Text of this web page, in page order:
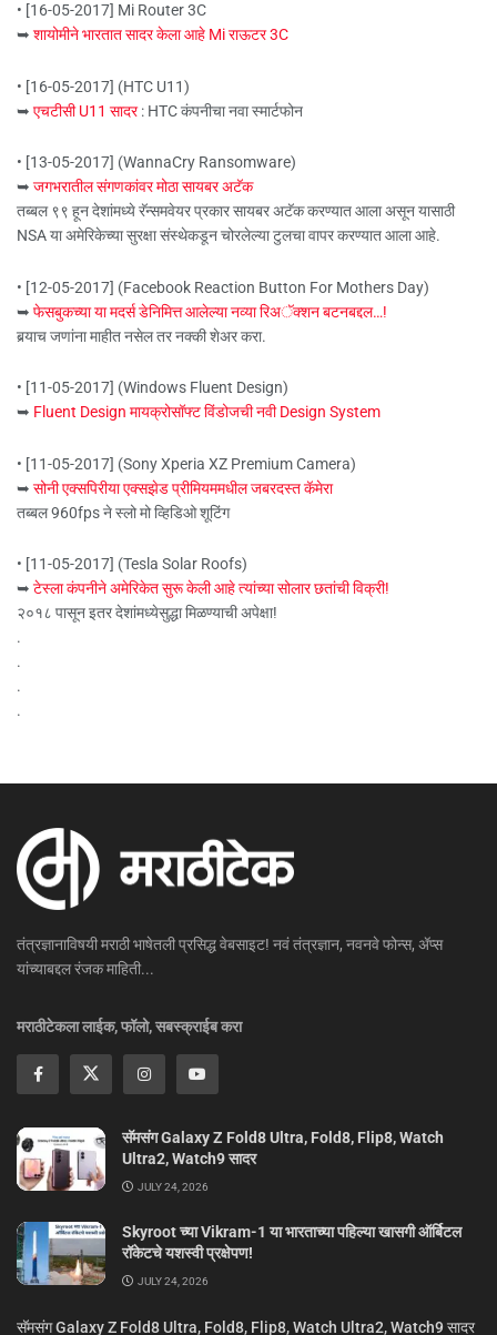
• [16-05-2017] Mi Router 3C
➥ शायोमीने भारतात सादर केला आहे Mi राऊटर 3C
• [16-05-2017] (HTC U11)
➥ एचटीसी U11 सादर: HTC कंपनीचा नवा स्मार्टफोन
• [13-05-2017] (WannaCry Ransomware)
➥ जगभरातील संगणकांवर मोठा सायबर अटॅक
तब्बल ९९ हून देशांमध्ये रॅन्समवेयर प्रकार सायबर अटॅक करण्यात आला असून यासाठी
NSA या अमेरिकेच्या सुरक्षा संस्थेकडून चोरलेल्या टुलचा वापर करण्यात आला आहे.
• [12-05-2017] (Facebook Reaction Button For Mothers Day)
➥ फेसबुकच्या या मदर्स डेनिमित्त आलेल्या नव्या रिअॅक्शन बटनबद्दल…!
बर्‍याच जणांना माहीत नसेल तर नक्की शेअर करा.
• [11-05-2017] (Windows Fluent Design)
➥ Fluent Design मायक्रोसॉफ्ट विंडोजची नवी Design System
• [11-05-2017] (Sony Xperia XZ Premium Camera)
➥ सोनी एक्सपिरीया एक्सझेड प्रीमियममधील जबरदस्त कॅमेरा
तब्बल 960fps ने स्लो मो व्हिडिओ शूटिंग
• [11-05-2017] (Tesla Solar Roofs)
➥ टेस्ला कंपनीने अमेरिकेत सुरू केली आहे त्यांच्या सोलार छतांची विक्री!
२०१८ पासून इतर देशांमध्येसुद्धा मिळण्याची अपेक्षा!
.
.
.
.
तंत्रज्ञानाविषयी मराठी भाषेतली प्रसिद्ध वेबसाइट! नवं तंत्रज्ञान, नवनवे फोन्स, ॲप्स
यांच्याबद्दल रंजक माहिती...
मराठीटेकला लाईक, फॉलो, सबस्क्राईब करा
सॅमसंग Galaxy Z Fold8 Ultra, Fold8, Flip8, Watch
Ultra2, Watch9 सादर
JULY 24, 2026
Skyroot च्या Vikram-1 या भारताच्या पहिल्या खासगी ऑर्बिटल
रॉकेटचे यशस्वी प्रक्षेपण!
JULY 24, 2026
सॅमसंग Galaxy Z Fold8 Ultra, Fold8, Flip8, Watch Ultra2, Watch9 सादर